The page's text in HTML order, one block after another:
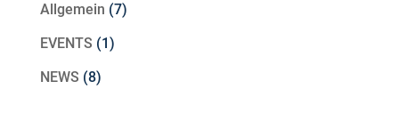
Allgemein (7)
EVENTS (1)
NEWS (8)